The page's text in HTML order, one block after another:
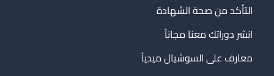
التأكد من صحة الشهادة
انشر دوراتك معنا مجاناً
معارف على السوشيال ميدياً